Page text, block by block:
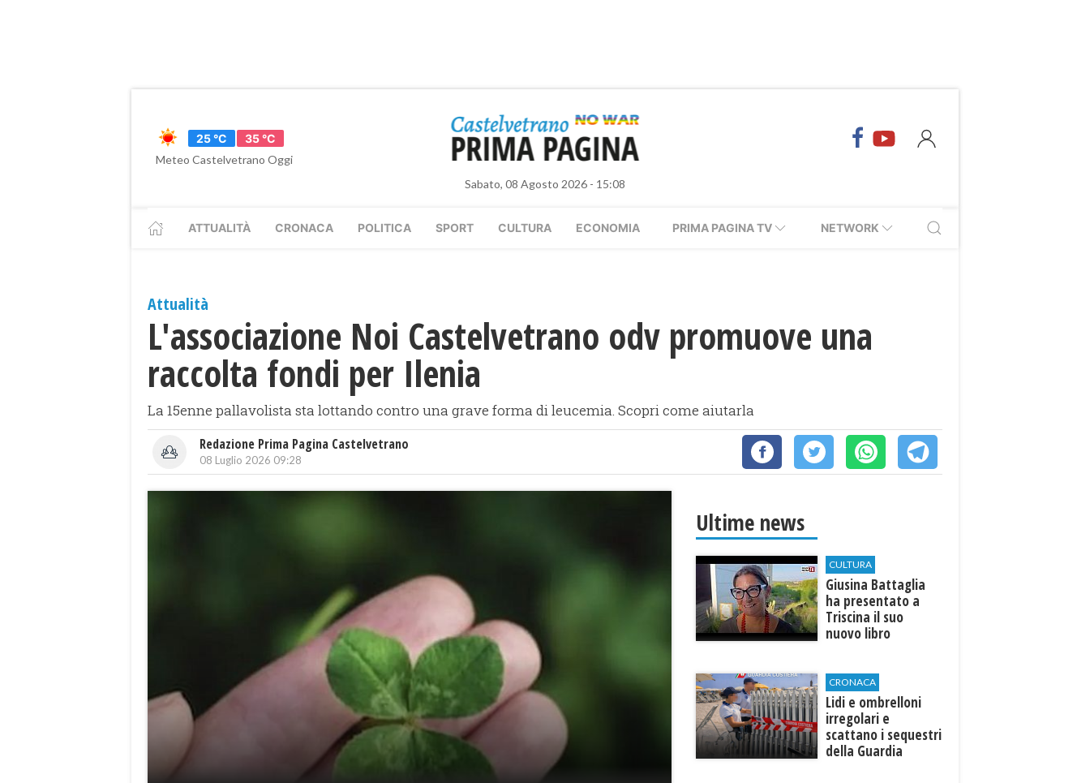
25 °C
35 °C
Meteo Castelvetrano Oggi
Sabato, 08 Agosto 2026 - 15:08
ATTUALITÀ CRONACA POLITICA SPORT CULTURA ECONOMIA PRIMA PAGINA TV NETWORK
Attualità
L'associazione Noi Castelvetrano odv promuove una
raccolta fondi per Ilenia
La 15enne pallavolista sta lottando contro una grave forma di leucemia. Scopri come aiutarla
Redazione Prima Pagina Castelvetrano
08 Luglio 2026 09:28
Ultime news
CULTURA
Giusina Battaglia
ha presentato a
Triscina il suo
nuovo libro
CRONACA
Lidi e ombrelloni
irregolari e
scattano i sequestri
della Guardia